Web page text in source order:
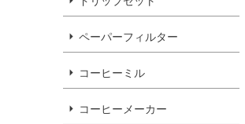
ペーパーフィルター
コーヒーミル
コーヒーメーカー